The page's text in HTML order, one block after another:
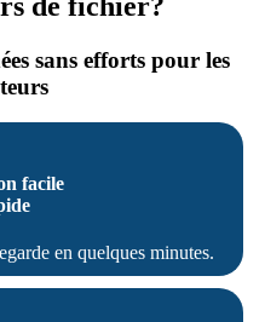
sans efforts pour les
facile
en quelques minutes.